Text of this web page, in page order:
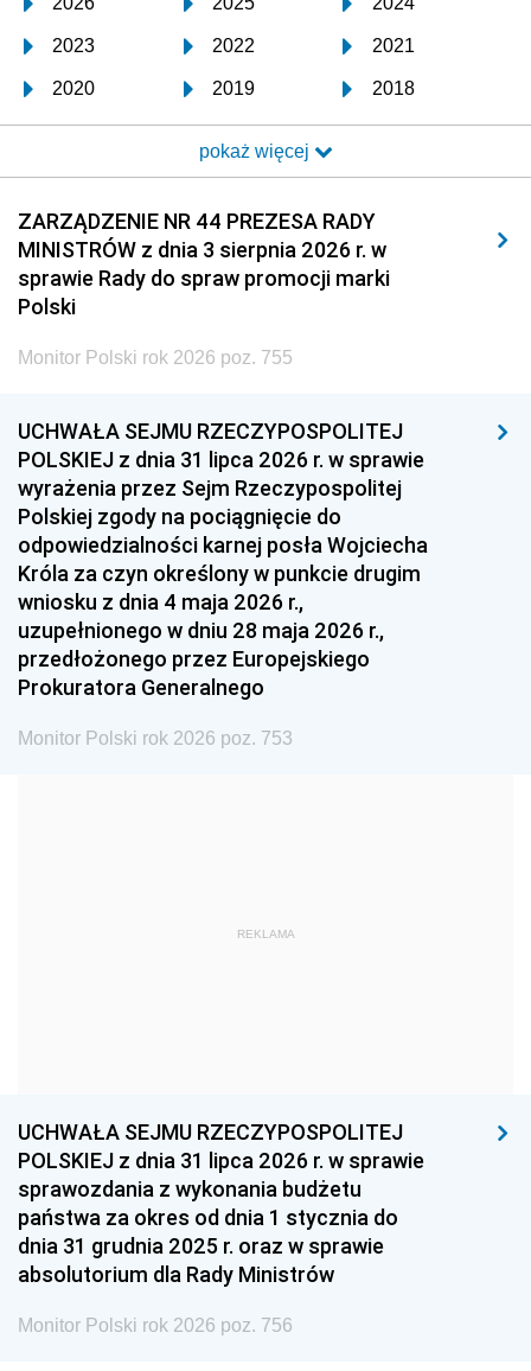
2023 2022 2021
2020 2019 2018
2017 2016 2015
2014 2013 2012
2011 2010 2009
2008 2007 2006
2005
1996 1995 1994
1993 1992 1991
1990 1989
1987 1986 1985
1984 1983
1981 1980 1979
1978 1977
1975 1974
1959
1939 1938 1937
1936 1930
pokaż więcej
ZARZĄDZENIE NR 44 PREZESA RADY
MINISTRÓW z dnia 3 sierpnia 2026 r. w
sprawie Rady do spraw promocji marki
Polski
Monitor Polski rok 2026 poz. 755
UCHWAŁA SEJMU RZECZYPOSPOLITEJ
POLSKIEJ z dnia 31 lipca 2026 r. w sprawie
wyrażenia przez Sejm Rzeczypospolitej
Polskiej zgody na pociągnięcie do
odpowiedzialności karnej posła Wojciecha
Króla za czyn określony w punkcie drugim
wniosku z dnia 4 maja 2026 r.,
uzupełnionego w dniu 28 maja 2026 r.,
przedłożonego przez Europejskiego
Prokuratora Generalnego
Monitor Polski rok 2026 poz. 753
REKLAMA
UCHWAŁA SEJMU RZECZYPOSPOLITEJ
POLSKIEJ z dnia 31 lipca 2026 r. w sprawie
sprawozdania z wykonania budżetu
państwa za okres od dnia 1 stycznia do
dnia 31 grudnia 2025 r. oraz w sprawie
absolutorium dla Rady Ministrów
Monitor Polski rok 2026 poz. 756